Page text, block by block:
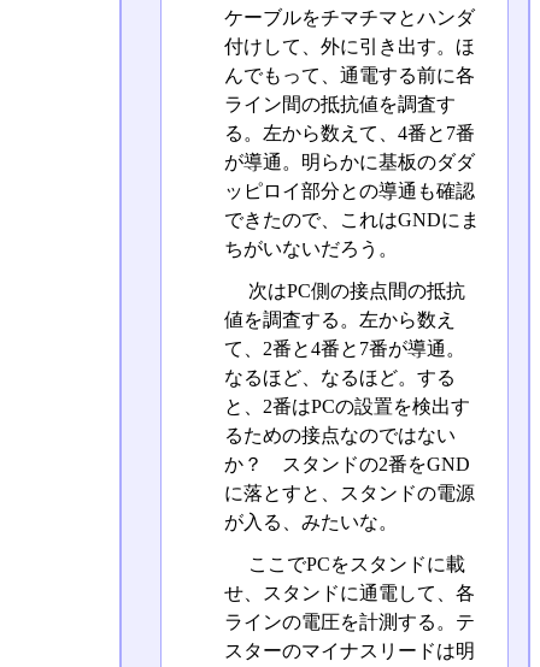
ケーブルをチマチマとハンダ
付けして、外に引き出す。ほ
んでもって、通電する前に各
ライン間の抵抗値を調査す
る。左から数えて、4番と7番
が導通。明らかに基板のダダ
ッピロイ部分との導通も確認
できたので、これはGNDにま
ちがいないだろう。
次はPC側の接点間の抵抗
値を調査する。左から数え
て、2番と4番と7番が導通。
なるほど、なるほど。する
と、2番はPCの設置を検出す
るための接点なのではない
か？ スタンドの2番をGND
に落とすと、スタンドの電源
が入る、みたいな。
ここでPCをスタンドに載
せ、スタンドに通電して、各
ラインの電圧を計測する。テ
スターのマイナスリードは明